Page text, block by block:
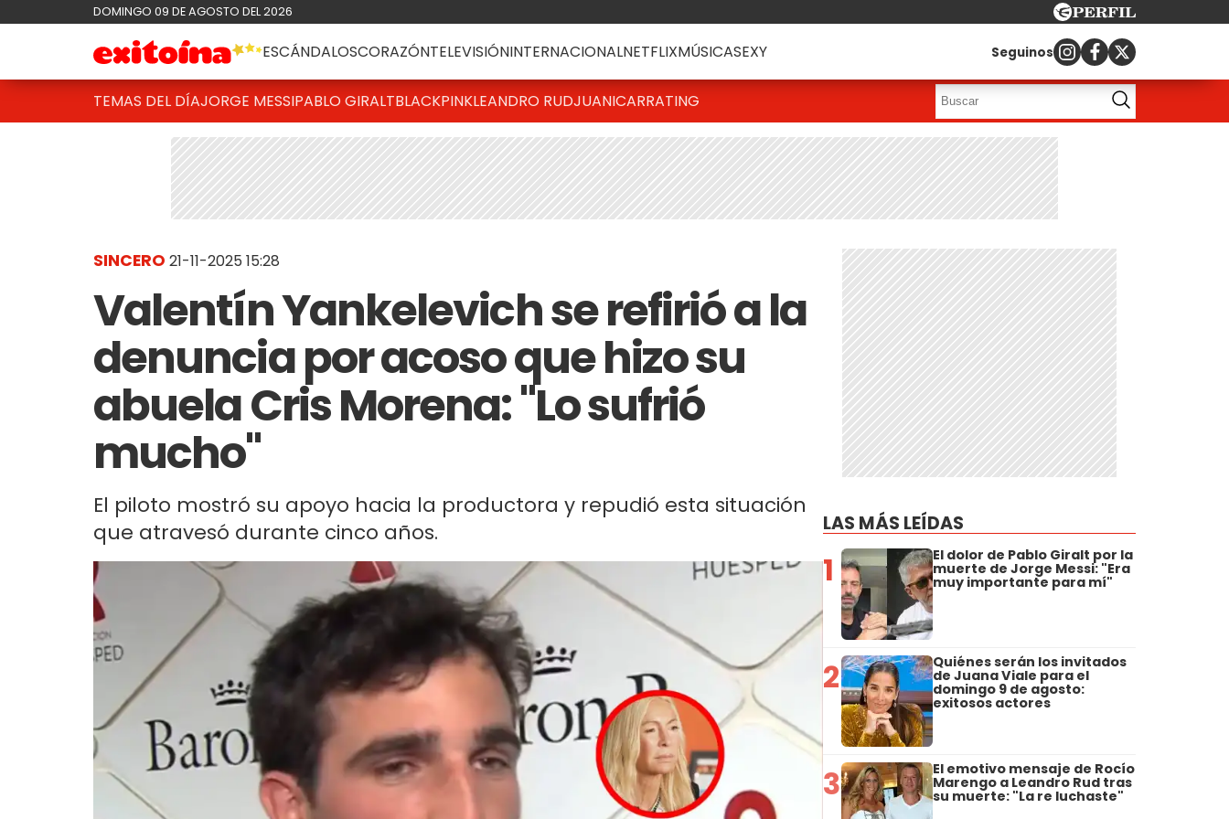
DOMINGO 09 DE AGOSTO DEL 2026
ESCÁNDALOSCORAZÓNTELEVISIÓNINTERNACIONALNETFLIXMÚSICASEXY Seguinos
TEMAS DEL DÍAJORGE MESSIPABLO GIRALTBLACKPINKLEANDRO RUDJUANICARRATING
SINCERO 21-11-2025 15:28
Valentín Yankelevich se refirió a la
denuncia por acoso que hizo su
abuela Cris Morena: "Lo sufrió
mucho"
El piloto mostró su apoyo hacia la productora y repudió esta situación
que atravesó durante cinco años.
LAS MÁS LEÍDAS
1 El dolor de Pablo Giralt por la
muerte de Jorge Messi: "Era
muy importante para mí"
2 Quiénes serán los invitados
de Juana Viale para el
domingo 9 de agosto:
exitosos actores
3 El emotivo mensaje de Rocío
Marengo a Leandro Rud tras
su muerte: "La re luchaste"